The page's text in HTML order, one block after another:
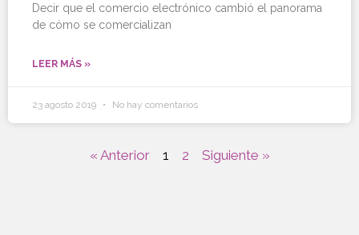
Decir que el comercio electrónico cambió el panorama
de cómo se comercializan
LEER MÁS »
23 agosto 2019 No hay comentarios
« Anterior 1 2 Siguiente »